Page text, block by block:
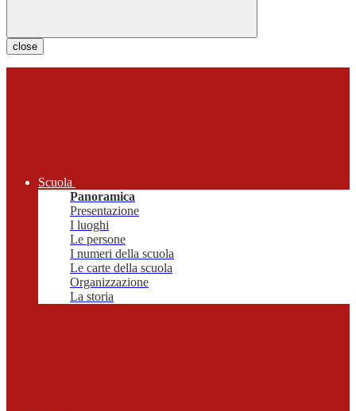
close
Scuola
Panoramica
Presentazione
I luoghi
Le persone
I numeri della scuola
Le carte della scuola
Organizzazione
La storia